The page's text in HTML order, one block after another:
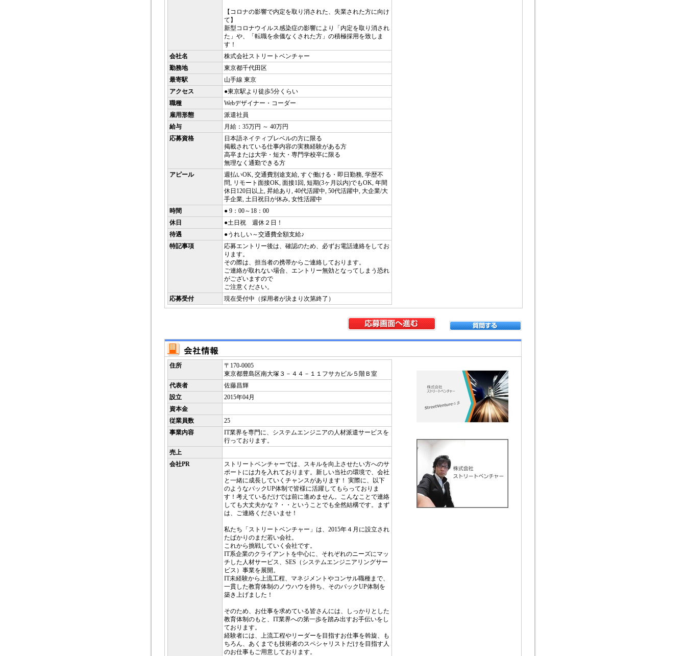
【コロナの影響で内定を取り消された、失業された方に向け
て】
新型コロナウイルス感染症の影響により「内定を取り消され
た」や、「転職を余儀なくされた方」の積極採用を致しま
す！
会社名
株式会社ストリートベンチャー
勤務地
東京都千代田区
最寄駅
山手線 東京
アクセス
●東京駅より徒歩5分くらい
職種
Webデザイナー・コーダー
雇用形態
派遣社員
給与
月給：35万円 ～ 40万円
応募資格
日本語ネイティブレベルの方に限る
掲載されている仕事内容の実務経験がある方
高卒または大学・短大・専門学校卒に限る
無理なく通勤できる方
アピール
週払いOK, 交通費別途支給, すぐ働ける・即日勤務, 学歴不
問, リモート面接OK, 面接1回, 短期(3ヶ月以内)でもOK, 年間
休日120日以上, 昇給あり, 40代活躍中, 50代活躍中, 大企業/大
手企業, 土日祝日が休み, 女性活躍中
時間
● 9：00～18：00
休日
●土日祝 週休２日！
待遇
●うれしい～交通費全額支給♪
特記事項
応募エントリー後は、確認のため、必ずお電話連絡をしてお
ります。
その際は、担当者の携帯からご連絡しております。
ご連絡が取れない場合、エントリー無効となってしまう恐れ
がございますので
ご注意ください。
応募受付
現在受付中（採用者が決まり次第終了）
住所
〒170-0005
東京都豊島区南大塚３－４４－１１フサカビル５階Ｂ室
代表者
佐藤昌輝
設立
2015年04月
資本金
従業員数
25
事業内容
IT業界を専門に、システムエンジニアの人材派遣サービスを
行っております。
売上
会社PR
ストリートベンチャーでは、スキルを向上させたい方へのサ
ポートには力を入れております。新しい当社の環境で、会社
と一緒に成長していくチャンスがあります！ 実際に、以下
のようなバックUP体制で皆様に活躍してもらっておりま
す！考えているだけでは前に進めません。こんなことで連絡
しても大丈夫かな？・・ということでも全然結構です。まず
は、ご連絡くださいませ！
私たち「ストリートベンチャー」は、2015年４月に設立され
たばかりのまだ若い会社。
これから挑戦していく会社です。
IT系企業のクライアントを中心に、それぞれのニーズにマッ
チした人材サービス、SES（システムエンジニアリングサー
ビス）事業を展開。
IT未経験から上流工程、マネジメントやコンサル職種まで、
一貫した教育体制のノウハウを持ち、そのバックUP体制を
築き上げました！
そのため、お仕事を求めている皆さんには、しっかりとした
教育体制のもと、IT業界への第一歩を踏み出すお手伝いをし
ております。
経験者には、上流工程やリーダーを目指すお仕事を斡旋、も
ちろん、あくまでも技術者のスペシャリストだけを目指す人
のお仕事もご用意しております。